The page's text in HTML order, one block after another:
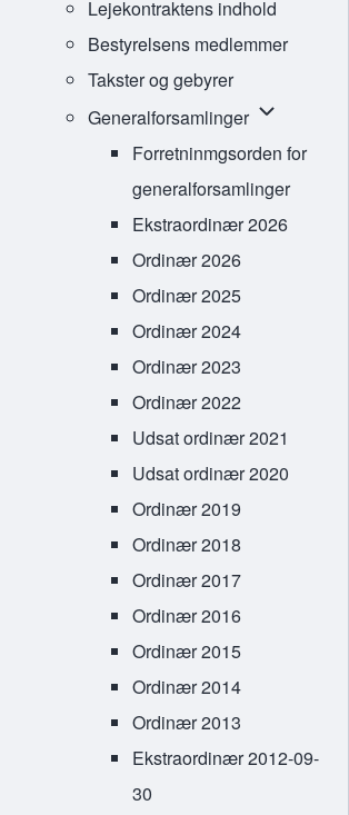
Lejekontraktens indhold
Bestyrelsens medlemmer
Takster og gebyrer
Generalforsamlinger
Forretninmgsorden for
generalforsamlinger
Ekstraordinær 2026
Ordinær 2026
Ordinær 2025
Ordinær 2024
Ordinær 2023
Ordinær 2022
Udsat ordinær 2021
Udsat ordinær 2020
Ordinær 2019
Ordinær 2018
Ordinær 2017
Ordinær 2016
Ordinær 2015
Ordinær 2014
Ordinær 2013
Ekstraordinær 2012-09-
30